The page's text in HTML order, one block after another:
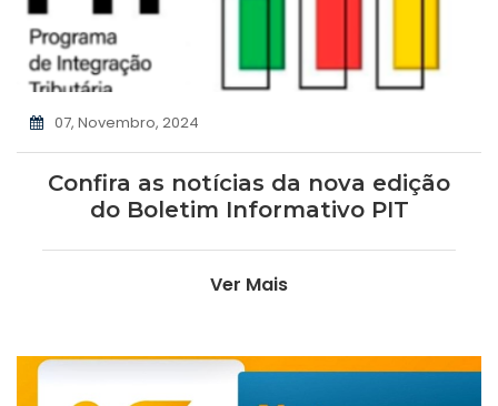
07, Novembro, 2024
Confira as notícias da nova edição
do Boletim Informativo PIT
Ver Mais